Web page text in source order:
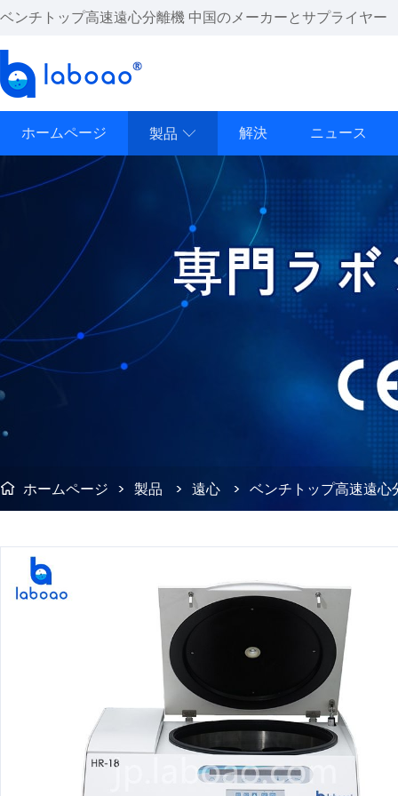
ベンチトップ高速遠心分離機 中国のメーカーとサプライヤー
ホームページ 製品  解決 ニュース
 ホームページ > 製品 > 遠心 > ベンチトップ高速遠心